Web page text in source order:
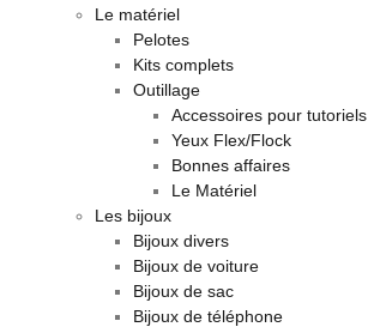
Le matériel
Pelotes
Kits complets
Outillage
Accessoires pour tutoriels
Yeux Flex/Flock
Bonnes affaires
Le Matériel
Les bijoux
Bijoux divers
Bijoux de voiture
Bijoux de sac
Bijoux de téléphone